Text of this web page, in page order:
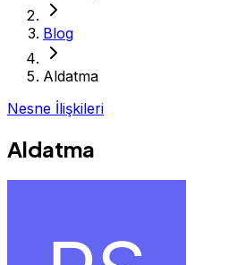
Blog
Aldatma
Nesne İlişkileri
Aldatma